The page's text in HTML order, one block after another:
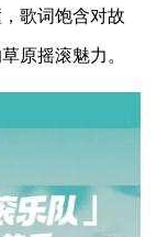
歌词饱含对故
原摇滚魅力。